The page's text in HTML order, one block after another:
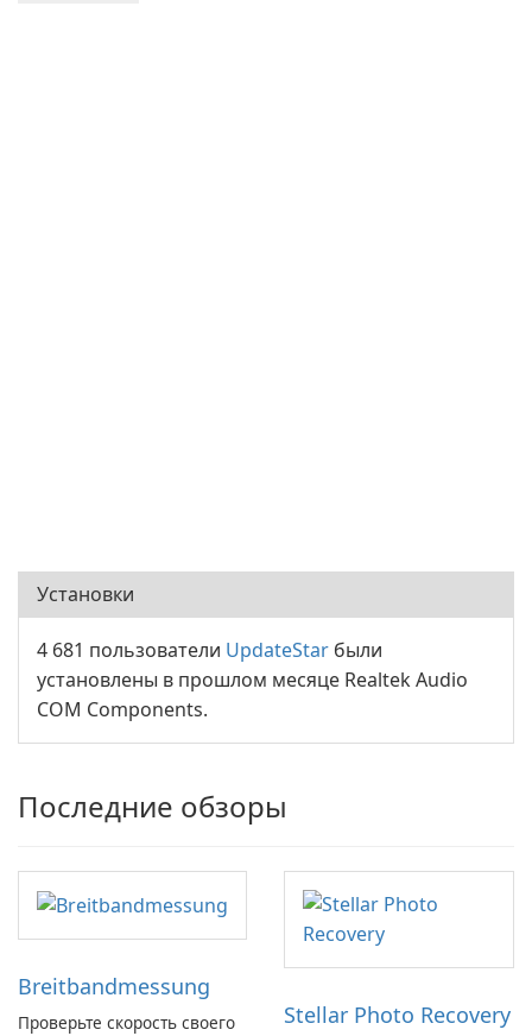
Установки
4 681 пользователи UpdateStar были
установлены в прошлом месяце Realtek Audio
COM Components.
Последние обзоры
Breitbandmessung
Проверьте скорость своего
Stellar Photo Recovery